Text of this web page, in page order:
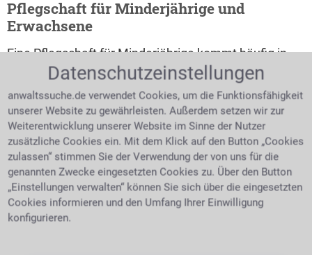
Pflegschaft für Minderjährige und
Erwachsene
Eine Pflegschaft für Minderjährige kommt häufig in
besonderen familiären oder rechtlichen Situationen
vor, etwa wenn Eltern bestimmte Angelegenheiten
nicht wahrnehmen können oder ein Kind in einzelnen
Bereichen rechtliche Vertretung benötigt. Hier ist es
besonders wichtig, die Interessen des Kindes in den
Mittelpunkt zu stellen.
Auch bei einer Pflegschaft für Erwachsene kann
anwaltliche Hilfe entscheidend sein, etwa wenn
gesundheitliche oder persönliche Gründe die
eigenständige Regelung einzelner Angelegenheiten
Datenschutzeinstellungen
anwaltssuche.de verwendet Cookies, um die Funktionsfähigkeit
unserer Website zu gewährleisten. Außerdem setzen wir zur
Weiterentwicklung unserer Website im Sinne der Nutzer
zusätzliche Cookies ein. Mit dem Klick auf den Button „Cookies
zulassen“ stimmen Sie der Verwendung der von uns für die
genannten Zwecke eingesetzten Cookies zu. Über den Button
„Einstellungen verwalten“ können Sie sich über die eingesetzten
Cookies informieren und den Umfang Ihrer Einwilligung
konfigurieren.